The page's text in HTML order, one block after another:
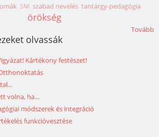
SNI szabad nevelés tantárgy-pedagógia
örökség
Tovább
olvassák
Kártékony festészet!
volna, ha…
módszerek és integráció
funkcióvesztése